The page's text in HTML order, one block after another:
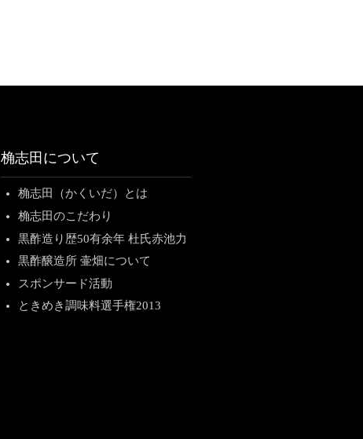
桷志田について
桷志田（かくいだ）とは
桷志田のこだわり
黒酢造り歴50有余年 杜氏赤池力
黒酢醸造所 壷畑について
スポンサード活動
ときめき調味料選手権2013